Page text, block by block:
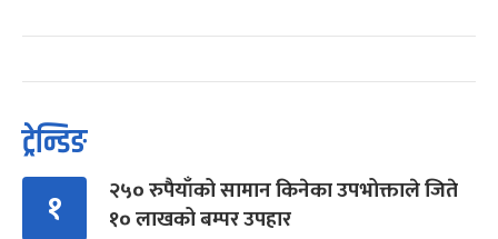
ट्रेन्डिङ
१
२५० रुपैयाँको सामान किनेका उपभोक्ताले जिते
१० लाखको बम्पर उपहार